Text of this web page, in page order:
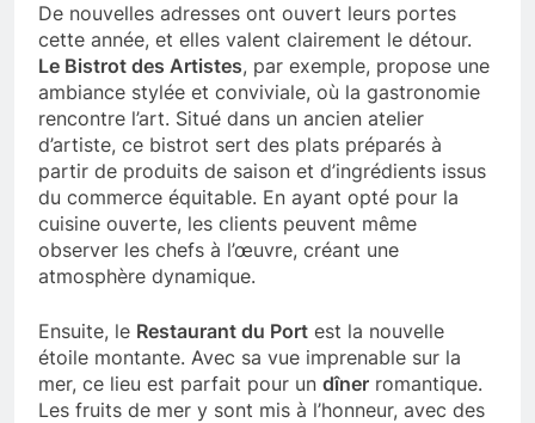
De nouvelles adresses ont ouvert leurs portes
cette année, et elles valent clairement le détour.
Le Bistrot des Artistes, par exemple, propose une
ambiance stylée et conviviale, où la gastronomie
rencontre l’art. Situé dans un ancien atelier
d’artiste, ce bistrot sert des plats préparés à
partir de produits de saison et d’ingrédients issus
du commerce équitable. En ayant opté pour la
cuisine ouverte, les clients peuvent même
observer les chefs à l’œuvre, créant une
atmosphère dynamique.
Ensuite, le Restaurant du Port est la nouvelle
étoile montante. Avec sa vue imprenable sur la
mer, ce lieu est parfait pour un dîner romantique.
Les fruits de mer y sont mis à l’honneur, avec des